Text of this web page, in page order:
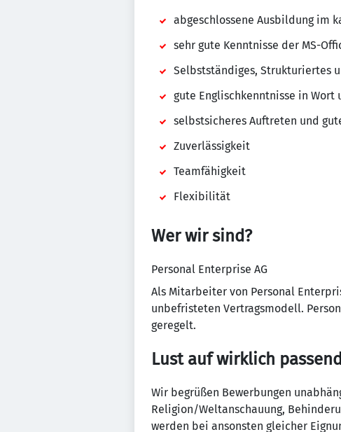
abgeschlossene Ausbildung im
sehr gute Kenntnisse der MS-
Selbstständiges, Strukturiertes
gute Englischkenntnisse in Wort
selbstsicheres Auftreten und
Zuverlässigkeit
Teamfähigkeit
Flexibilität
Wer wir sind?
Personal Enterprise AG
Als Mitarbeiter von Personal
unbefristeten Vertragsmodell.
geregelt.
Lust auf wirklich
Wir begrüßen Bewerbungen
Religion/Weltanschauung,
werden bei ansonsten gleicher